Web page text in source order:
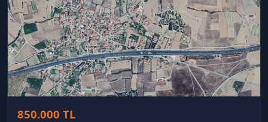
850.000 TL